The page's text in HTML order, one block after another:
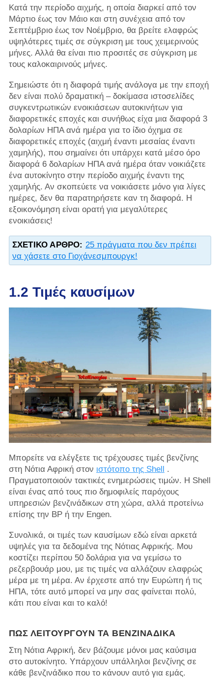
Κατά την περίοδο αιχμής, η οποία διαρκεί από τον
Μάρτιο έως τον Μάιο και στη συνέχεια από τον
Σεπτέμβριο έως τον Νοέμβριο, θα βρείτε ελαφρώς
υψηλότερες τιμές σε σύγκριση με τους χειμερινούς
μήνες. Αλλά θα είναι πιο προσιτές σε σύγκριση με
τους καλοκαιρινούς μήνες.
Σημειώστε ότι η διαφορά τιμής ανάλογα με την εποχή
δεν είναι πολύ δραματική – δοκίμασα ιστοσελίδες
συγκεντρωτικών ενοικιάσεων αυτοκινήτων για
διαφορετικές εποχές και συνήθως είχα μια διαφορά 3
δολαρίων ΗΠΑ ανά ημέρα για το ίδιο όχημα σε
διαφορετικές εποχές (αιχμή έναντι μεσαίας έναντι
χαμηλής), που σημαίνει ότι υπάρχει κατά μέσο όρο
διαφορά 6 δολαρίων ΗΠΑ ανά ημέρα όταν νοικιάζετε
ένα αυτοκίνητο στην περίοδο αιχμής έναντι της
χαμηλής. Αν σκοπεύετε να νοικιάσετε μόνο για λίγες
ημέρες, δεν θα παρατηρήσετε καν τη διαφορά. Η
εξοικονόμηση είναι ορατή για μεγαλύτερες
ενοικιάσεις!
ΣΧΕΤΙΚΌ ΆΡΘΡΟ: 25 πράγματα που δεν πρέπει
να χάσετε στο Γιοχάνεσμπουργκ!
1.2 Τιμές καυσίμων
Μπορείτε να ελέγξετε τις τρέχουσες τιμές βενζίνης
στη Νότια Αφρική στον ιστότοπο της Shell .
Πραγματοποιούν τακτικές ενημερώσεις τιμών. Η Shell
είναι ένας από τους πιο δημοφιλείς παρόχους
υπηρεσιών βενζινάδικων στη χώρα, αλλά προτείνω
επίσης την BP ή την Engen.
Συνολικά, οι τιμές των καυσίμων εδώ είναι αρκετά
υψηλές για τα δεδομένα της Νότιας Αφρικής. Μου
κοστίζει περίπου 50 δολάρια για να γεμίσω το
ρεζερβουάρ μου, με τις τιμές να αλλάζουν ελαφρώς
μέρα με τη μέρα. Αν έρχεστε από την Ευρώπη ή τις
ΗΠΑ, τότε αυτό μπορεί να μην σας φαίνεται πολύ,
κάτι που είναι και το καλό!
ΠΏΣ ΛΕΙΤΟΥΡΓΟΎΝ ΤΑ ΒΕΝΖΙΝΆΔΙΚΑ
Στη Νότια Αφρική, δεν βάζουμε μόνοι μας καύσιμα
στο αυτοκίνητο. Υπάρχουν υπάλληλοι βενζίνης σε
κάθε βενζινάδικο που το κάνουν αυτό για εμάς.